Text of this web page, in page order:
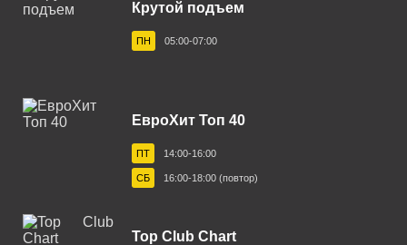
Белгород 103.6 FM
Белово 96.3 FM
Белорецк 104.4 FM
Белореченск 91.2 FM
Бийск 102.5 FM
Крутой подъем
ПН 05:00-07:00
ЕвроХит Топ 40
ПТ 14:00-16:00
СБ 16:00-18:00 (повтор)
Top Club Chart